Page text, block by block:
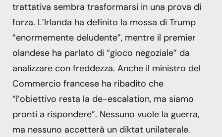
trattativa sembra trasformarsi in una prova di
forza. L’Irlanda ha definito la mossa di Trump
“enormemente deludente”, mentre il premier
olandese ha parlato di “gioco negoziale” da
analizzare con freddezza. Anche il ministro del
Commercio francese ha ribadito che
“l’obiettivo resta la de-escalation, ma siamo
pronti a rispondere”. Nessuno vuole la guerra,
ma nessuno accetterà un diktat unilaterale.